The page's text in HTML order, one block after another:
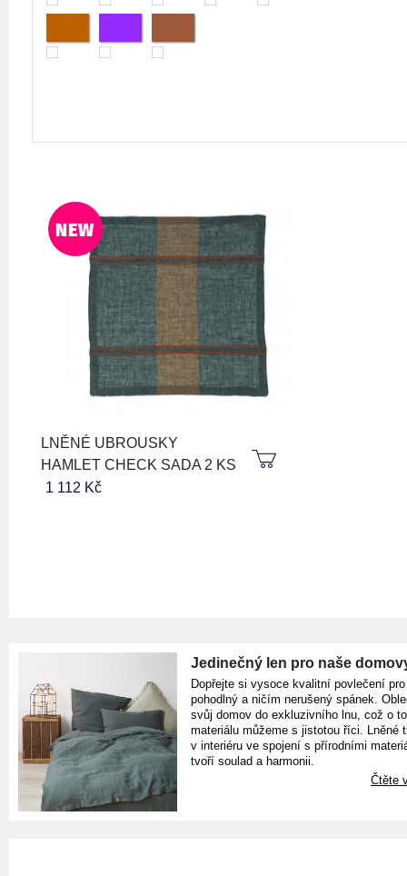
NEW
LNĚNÉ UBROUSKY
HAMLET CHECK SADA 2 KS
1 112 Kč
Jedinečný len pro naše
Dopřejte si vysoce kvalitní povlečení pro
pohodlný a ničím nerušený spánek.
svůj domov do exkluzivního lnu, což o
materiálu můžeme s jistotou říci. Lněné
v interiéru ve spojení s přírodními
tvoří soulad a harmonii.
Čtěte